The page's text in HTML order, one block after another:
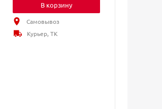
В корзину
Самовывоз
Курьер, ТК